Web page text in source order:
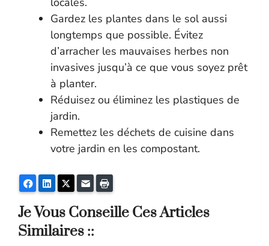
Gardez les plantes dans le sol aussi
longtemps que possible. Évitez
d’arracher les mauvaises herbes non
invasives jusqu’à ce que vous soyez prêt
à planter.
Réduisez ou éliminez les plastiques de
jardin.
Remettez les déchets de cuisine dans
votre jardin en les compostant.
FacebookLinkedInTwitterE-mail
Je Vous Conseille Ces Articles
Similaires ::